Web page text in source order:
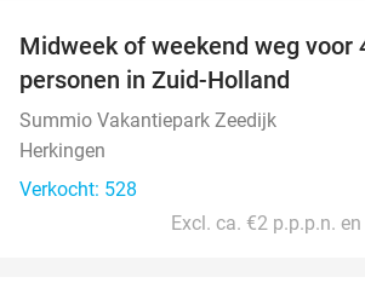
Midweek of weekend weg voor
personen in Zuid-Holland
Summio Vakantiepark Zeedijk
Herkingen
Verkocht: 528
Excl. ca. €2 p.p.p.n.